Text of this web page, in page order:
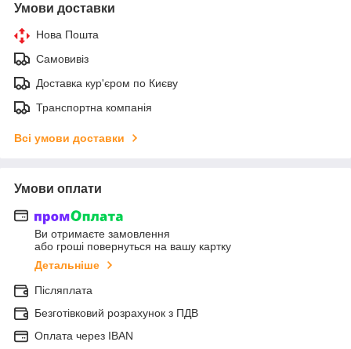
Умови доставки
Нова Пошта
Самовивіз
Доставка кур'єром по Києву
Транспортна компанія
Всі умови доставки
Умови оплати
Ви отримаєте замовлення
або гроші повернуться на вашу картку
Детальніше
Післяплата
Безготівковий розрахунок з ПДВ
Оплата через IBAN